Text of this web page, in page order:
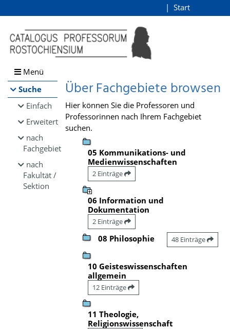
Browsen
direkt zum Inhalt
Start
Menü
Suche
Einfach
Erweitert
nach
Fachgebiet
nach
Fakultät /
Sektion
Über Fachgebiete browsen
Hier können Sie die Professoren und
Professorinnen nach Ihrem Fachgebiet
suchen.
05 Kommunikations- und
Medienwissenschaften
2 Einträge
06 Information und
Dokumentation
2 Einträge
08 Philosophie 48 Einträge
10 Geisteswissenschaften
allgemein
12 Einträge
11 Theologie,
Religionswissenschaft